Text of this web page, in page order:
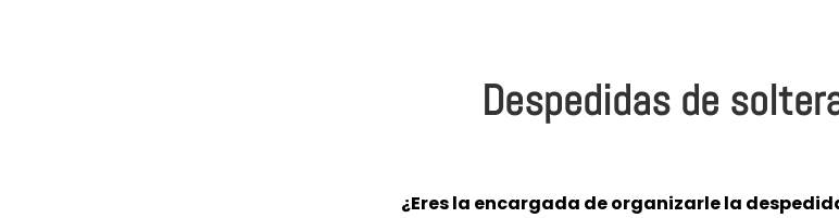
Despedidas de
¿Eres la encargada de organizarle la